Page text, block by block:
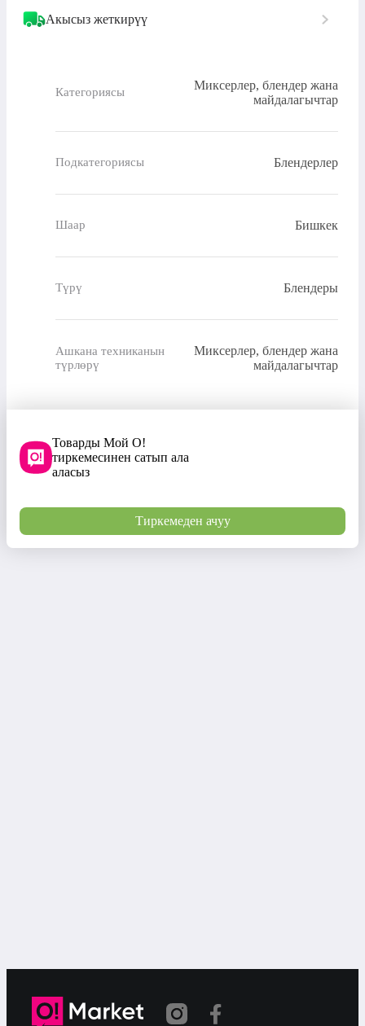
Акысыз жеткирүү
Категориясы
Миксерлер, блендер жана
майдалагычтар
Подкатегориясы Блендерлер
Шаар Бишкек
Түрү Блендеры
Ашкана техниканын
түрлөрү
Миксерлер, блендер жана
майдалагычтар
Товарды Мой О!
тиркемесинен сатып ала
аласыз
Тиркемеден ачуу